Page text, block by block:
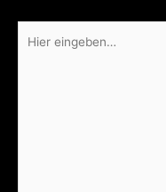
eingeben…